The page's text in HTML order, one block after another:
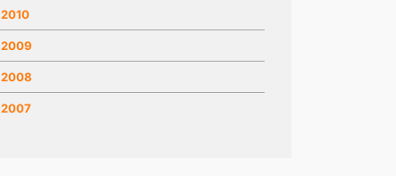
2010
2009
2008
2007